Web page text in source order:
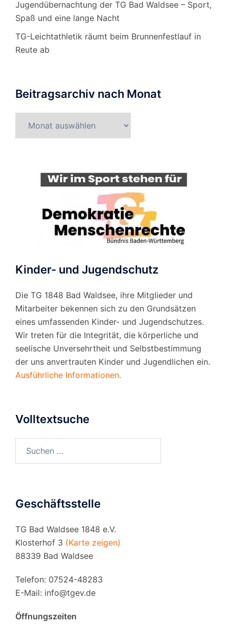
Jugendübernachtung der TG Bad Waldsee – Sport,
Spaß und eine lange Nacht
TG-Leichtathletik räumt beim Brunnenfestlauf in
Reute ab
Beitragsarchiv nach Monat
nach
Kinder- und Jugendschutz
Die TG 1848 Bad Waldsee, ihre Mitglieder und
Mitarbeiter bekennen sich zu den Grundsätzen
eines umfassenden Kinder- und Jugendschutzes.
Wir treten für die Integrität, die körperliche und
seelische Unversehrtheit und Selbstbestimmung
der uns anvertrauten Kinder und Jugendlichen ein.
Ausführliche Informationen.
Volltextsuche
Geschäftsstelle
TG Bad Waldsee 1848 e.V.
Klosterhof 3 (Karte zeigen)
88339 Bad Waldsee
Telefon: 07524-48283
E-Mail: info@tgev.de
Öffnungszeiten